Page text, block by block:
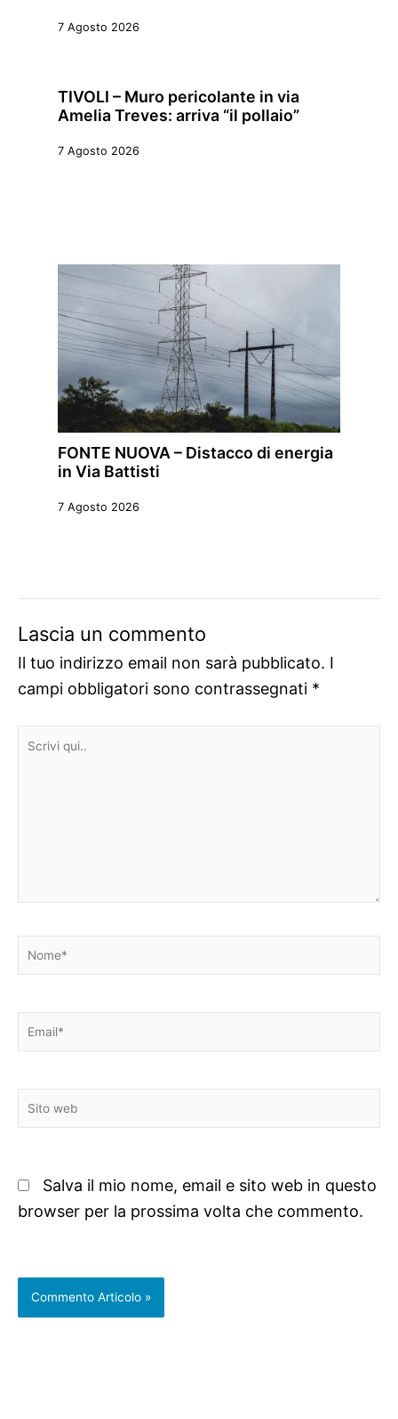
7 Agosto 2026
TIVOLI – Muro pericolante in via
Amelia Treves: arriva “il pollaio”
7 Agosto 2026
FONTE NUOVA – Distacco di energia
in Via Battisti
7 Agosto 2026
Lascia un commento
Il tuo indirizzo email non sarà pubblicato. I
campi obbligatori sono contrassegnati *
Scrivi
Nome*
Email*
Sito
web
Salva il mio nome, email e sito web in questo
browser per la prossima volta che commento.